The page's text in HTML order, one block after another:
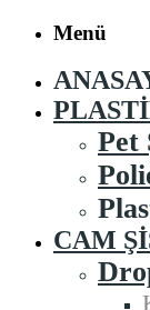
Menü
Pet
CAM